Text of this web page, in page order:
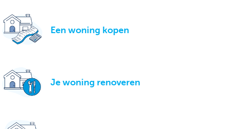
Een woning kopen
Je woning renoveren